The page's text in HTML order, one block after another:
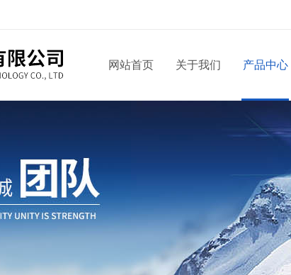
网站首页 关于我们 产品中心